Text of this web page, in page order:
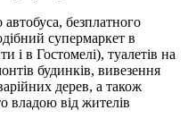
безплатного
супермаркет в
і в Гостомелі), туалетів на
будинків, вивезення
дерев, а також
владою від жителів